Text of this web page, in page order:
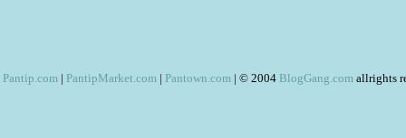
Pantip.com | PantipMarket.com | Pantown.com | © 2004 BlogGang.com allrights